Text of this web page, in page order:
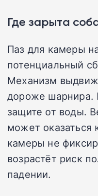
Где зарыта
Паз для камеры
потенциальный
Механизм
дороже шарнира.
защите от воды.
может оказаться
камеры не
возрастёт риск
падении.